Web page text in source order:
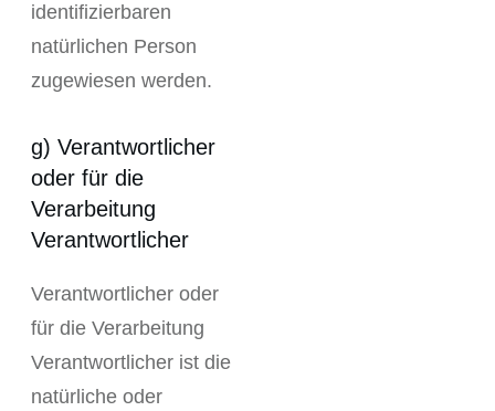
identifizierbaren
natürlichen Person
zugewiesen werden.
g) Verantwortlicher
oder für die
Verarbeitung
Verantwortlicher
Verantwortlicher oder
für die Verarbeitung
Verantwortlicher ist die
natürliche oder